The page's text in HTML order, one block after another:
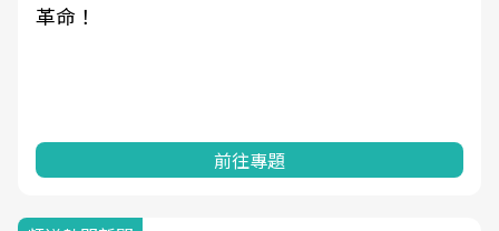
知，進而引導實際的改善行動。
前往專題